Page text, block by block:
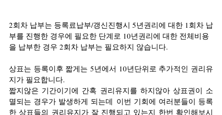
2회차 납부는 등록료납부/갱신진행시 5년권리에 대한 1회차 납
부를 진행한 경우에 필요한 단계로 10년권리에 대한 전체비용
을 납부한 경우 2회차 납부는 필요하지 않습니다.
상표는 등록이후 짧게는 5년에서 10년단위로 추가적인 권리유
지가 필요합니다.
짧지않은 기간이기에 간혹 권리유지를 하지않아 상표권이 소
멸되는 경우가 발생하게 되는데 이번 기회에 여러분들이 등록
한 상표들의 권리유지가 잘 진행되고 있는지 한번 확인해보시